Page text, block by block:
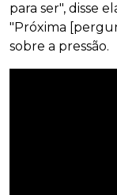
para ser", disse
"Próxima
sobre a pressão.